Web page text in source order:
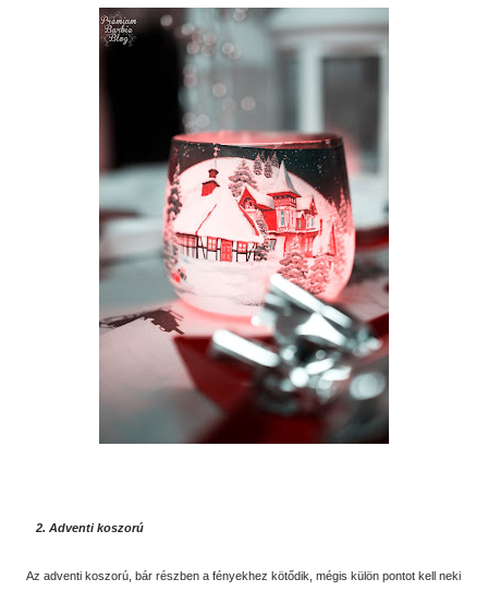
2. Adventi koszorú
Az adventi koszorú, bár részben a fényekhez kötődik, mégis külön pontot kell neki